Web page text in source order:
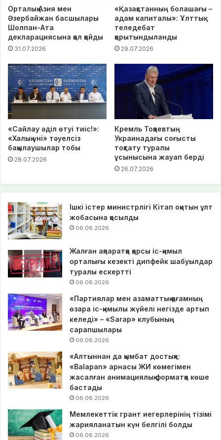
Орталық Азия мен
Әзербайжан басшылары
Шолпан-Ата
декларациясына қол қойды
31.07.2026
«Қазақстанның болашағы –
адам капиталы»: Ұлттық
теледебат
қорытындыланды
29.07.2026
«Сайлау әділ өтуі тиіс!»:
«Халық үні» тәуелсіз
бақылаушылар тобы
28.07.2026
Кремль Тоқаевтың
Украинадағы соғысты
тоқтату туралы
ұсынысына жауап берді
26.07.2026
Ішкі істер министрлігі Кітап оқитын ұлт
жобасына қосылды
06.08.2026
Жалған ақпаратқа қарсы іс-қимыл
орталығы кезекті дипфейк шабуылдар
туралы ескертті
06.08.2026
«Партиялар мен азаматтық қоғамның
өзара іс-қимылы жүйелі негізде артып
келеді» – «Sarap» клубының
сарапшылары
06.08.2026
«Алтыннан да қымбат достық»:
«Balapan» арнасы ЖИ көмегімен
жасалған анимациялық форматқа көше
бастады
06.08.2026
Мемлекеттік грант иегерлерінің тізімі
жарияланатын күн белгілі болды
06.08.2026